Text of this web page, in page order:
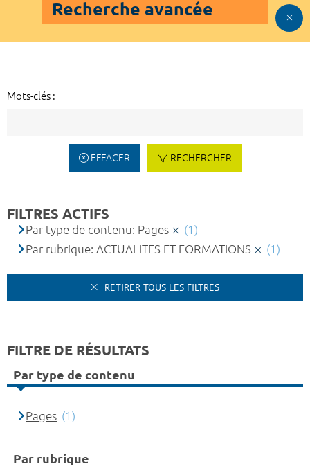
Recherche avancée
Mots-clés :
EFFACER RECHERCHER
FILTRES ACTIFS
Par type de contenu: Pages
(1)
Par rubrique: ACTUALITES ET FORMATIONS
(1)
RETIRER TOUS LES FILTRES
FILTRE DE RÉSULTATS
Par type de contenu
Pages (1)
Par rubrique